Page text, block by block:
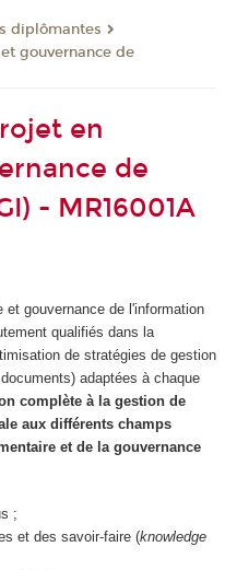
diplômantes
gouvernance de
en
de
- MR16001A
et gouvernance de l'information
qualifiés dans la
de stratégies de gestion
adaptées à chaque
complète à la gestion de
aux différents champs
et de la gouvernance
;
et des savoir-faire (knowledge